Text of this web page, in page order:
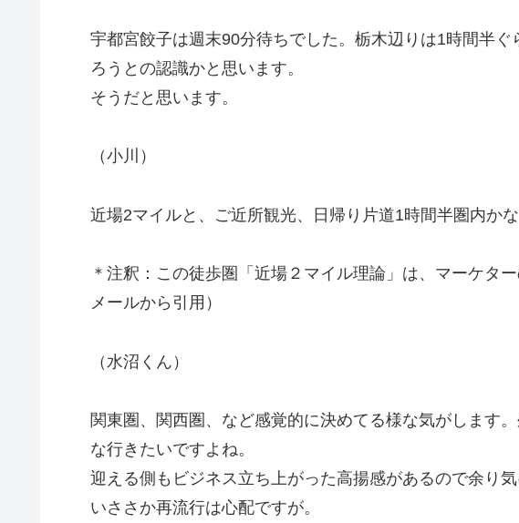
宇都宮餃子は週末90分待ちでした。栃木辺りは1時間半
ろうとの認識かと思います。
そうだと思います。
（小川）
近場2マイルと、ご近所観光、日帰り片道1時間半圏内かな
＊注釈：この徒歩圏「近場２マイル理論」は、マーケタ
メールから引用）
（水沼くん）
関東圏、関西圏、など感覚的に決めてる様な気がします
な行きたいですよね。
迎える側もビジネス立ち上がった高揚感があるので余り気
いささか再流行は心配ですが。